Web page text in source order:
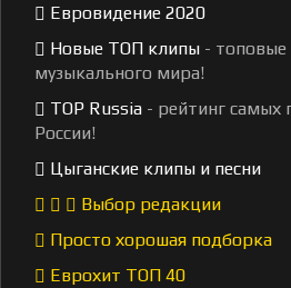
Евровидение 2020
Новые ТОП клипы - топовые
музыкального мира!
TOP Russia - рейтинг самых
России!
Цыганские клипы и песни
Выбор редакции
Просто хорошая подборка
Еврохит ТОП 40